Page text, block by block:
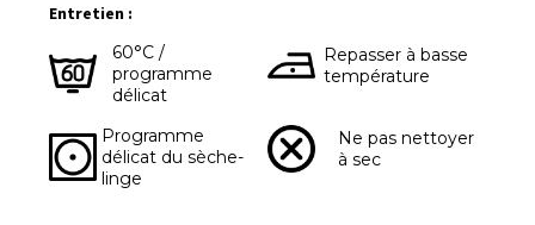
Entretien :
60°C /
programme
délicat
Repasser à basse
température
Programme
délicat du sèche-
linge
Ne pas nettoyer
à sec